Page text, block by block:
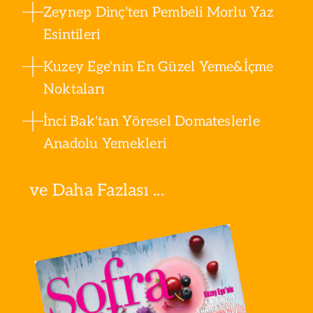
Zeynep Dinç'ten Pembeli Morlu Yaz
Esintileri
Kuzey Ege'nin En Güzel Yeme&İçme
Noktaları
İnci Bak'tan Yöresel Domateslerle
Anadolu Yemekleri
ve Daha Fazlası ...